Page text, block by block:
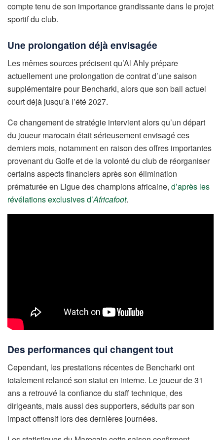
compte tenu de son importance grandissante dans le projet
sportif du club.
Une prolongation déjà envisagée
Les mêmes sources précisent qu’Al Ahly prépare
actuellement une prolongation de contrat d’une saison
supplémentaire pour Bencharki, alors que son bail actuel
court déjà jusqu’à l’été 2027.
Ce changement de stratégie intervient alors qu’un départ
du joueur marocain était sérieusement envisagé ces
derniers mois, notamment en raison des offres importantes
provenant du Golfe et de la volonté du club de réorganiser
certains aspects financiers après son élimination
prématurée en Ligue des champions africaine, d’après les
révélations exclusives d’Africafoot.
Des performances qui changent tout
Cependant, les prestations récentes de Bencharki ont
totalement relancé son statut en interne. Le joueur de 31
ans a retrouvé la confiance du staff technique, des
dirigeants, mais aussi des supporters, séduits par son
impact offensif lors des dernières journées.